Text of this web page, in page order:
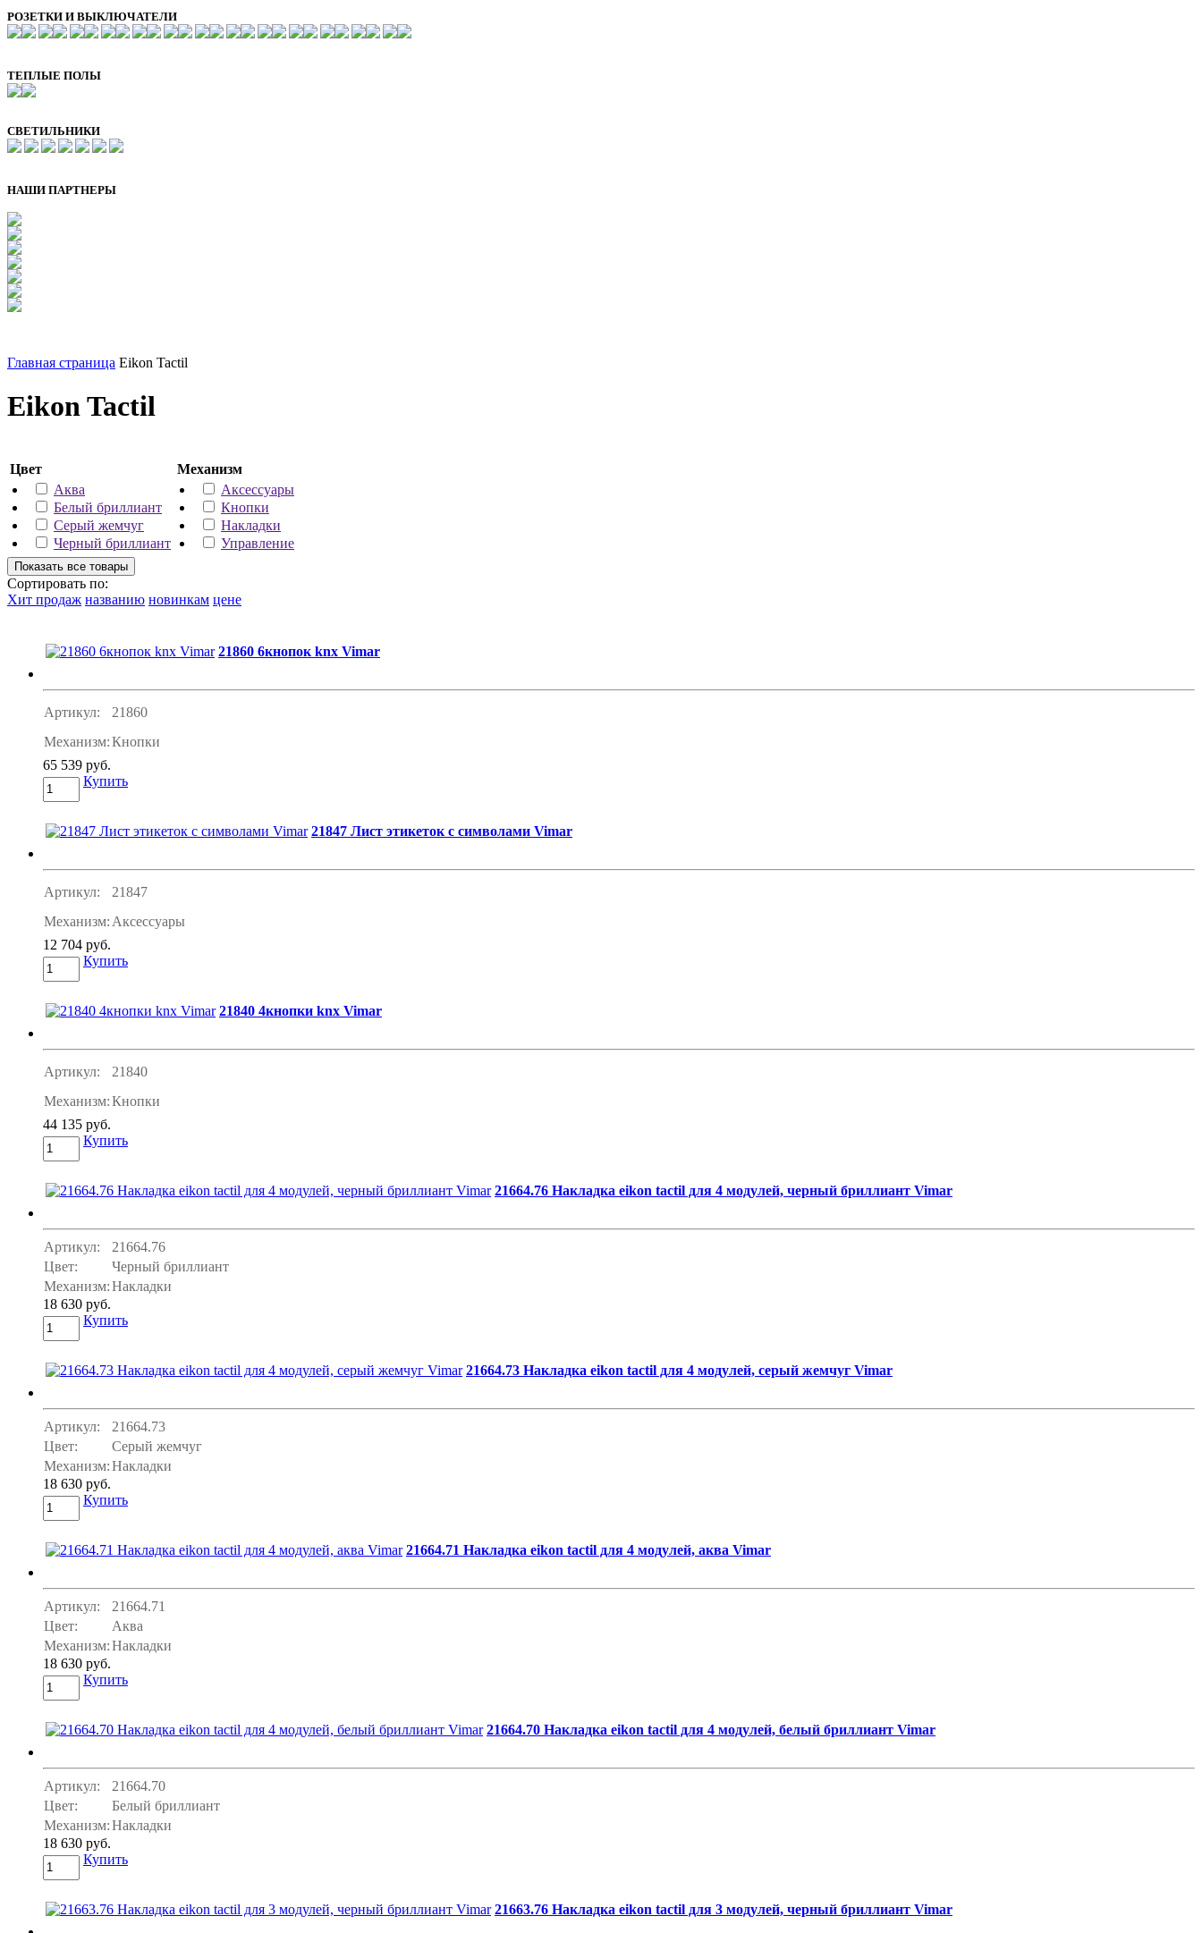
РОЗЕТКИ И ВЫКЛЮЧАТЕЛИ
ТЕПЛЫЕ ПОЛЫ
СВЕТИЛЬНИКИ
НАШИ ПАРТНЕРЫ
Главная страница Eikon Tactil
Eikon Tactil
Цвет
Аква
Белый бриллиант
Серый жемчуг
Черный бриллиант
Механизм
Аксессуары
Кнопки
Накладки
Управление
Сортировать по:
Хит продаж названию новинкам цене
21860 6кнопок knx Vimar
Артикул:
21860
Механизм:Кнопки
65 539 руб.
Купить
21847 Лист этикеток с символами Vimar
Артикул:
21847
Механизм: Аксессуары
12 704 руб.
Купить
21840 4кнопки knx Vimar
Артикул:
21840
Механизм:Кнопки
44 135 руб.
Купить
21664.76 Накладка eikon tactil для 4 модулей, черный бриллиант Vimar
Артикул:
21664.76
Цвет:
Черный бриллиант
Механизм:Накладки
18 630 руб.
Купить
21664.73 Накладка eikon tactil для 4 модулей, серый жемчуг Vimar
Артикул:
21664.73
Цвет:
Серый жемчуг
Механизм:Накладки
18 630 руб.
Купить
21664.71 Накладка eikon tactil для 4 модулей, аква Vimar
Артикул:
21664.71
Цвет:
Аква
Механизм:Накладки
18 630 руб.
Купить
21664.70 Накладка eikon tactil для 4 модулей, белый бриллиант Vimar
Артикул:
21664.70
Цвет:
Белый бриллиант
Механизм:Накладки
18 630 руб.
Купить
21663.76 Накладка eikon tactil для 3 модулей, черный бриллиант Vimar